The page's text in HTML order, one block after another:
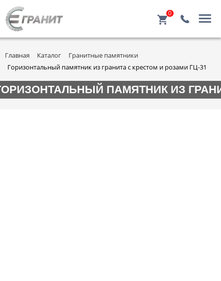
0
Главная Каталог
Гранитные памятники
Горизонтальный памятник из гранита с крестом и розами ГЦ-31
ПАМЯТНИК ИЗ